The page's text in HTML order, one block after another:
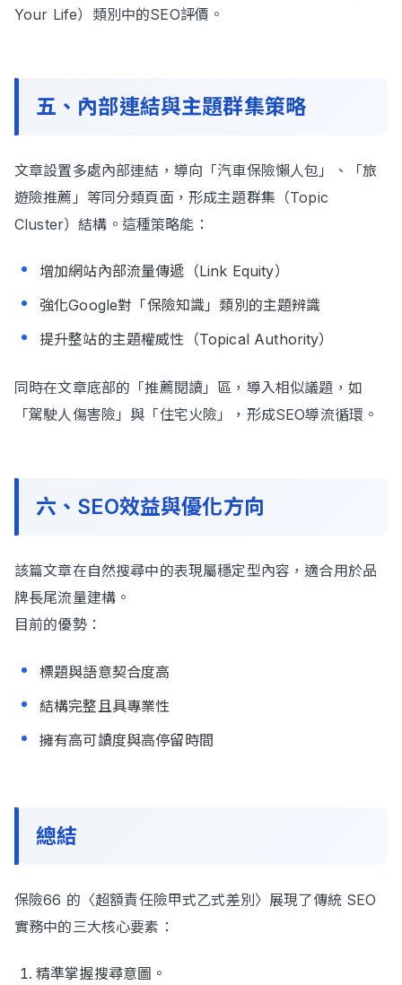
Your Life）類別中的SEO評價。
五、內部連結與主題群集策略
文章設置多處內部連結，導向「汽車保險懶人包」、「旅
遊險推薦」等同分類頁面，形成主題群集（Topic
Cluster）結構。這種策略能：
增加網站內部流量傳遞（Link Equity）
強化Google對「保險知識」類別的主題辨識
提升整站的主題權威性（Topical Authority）
同時在文章底部的「推薦閱讀」區，導入相似議題，如
「駕駛人傷害險」與「住宅火險」，形成SEO導流循環。
六、SEO效益與優化方向
該篇文章在自然搜尋中的表現屬穩定型內容，適合用於品
牌長尾流量建構。
目前的優勢：
標題與語意契合度高
結構完整且具專業性
擁有高可讀度與高停留時間
總結
保險66 的〈超額責任險甲式乙式差別〉展現了傳統 SEO
實務中的三大核心要素：
精準掌握搜尋意圖。